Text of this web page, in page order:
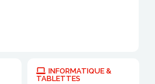
INFORMATIQUE &
TABLETTES